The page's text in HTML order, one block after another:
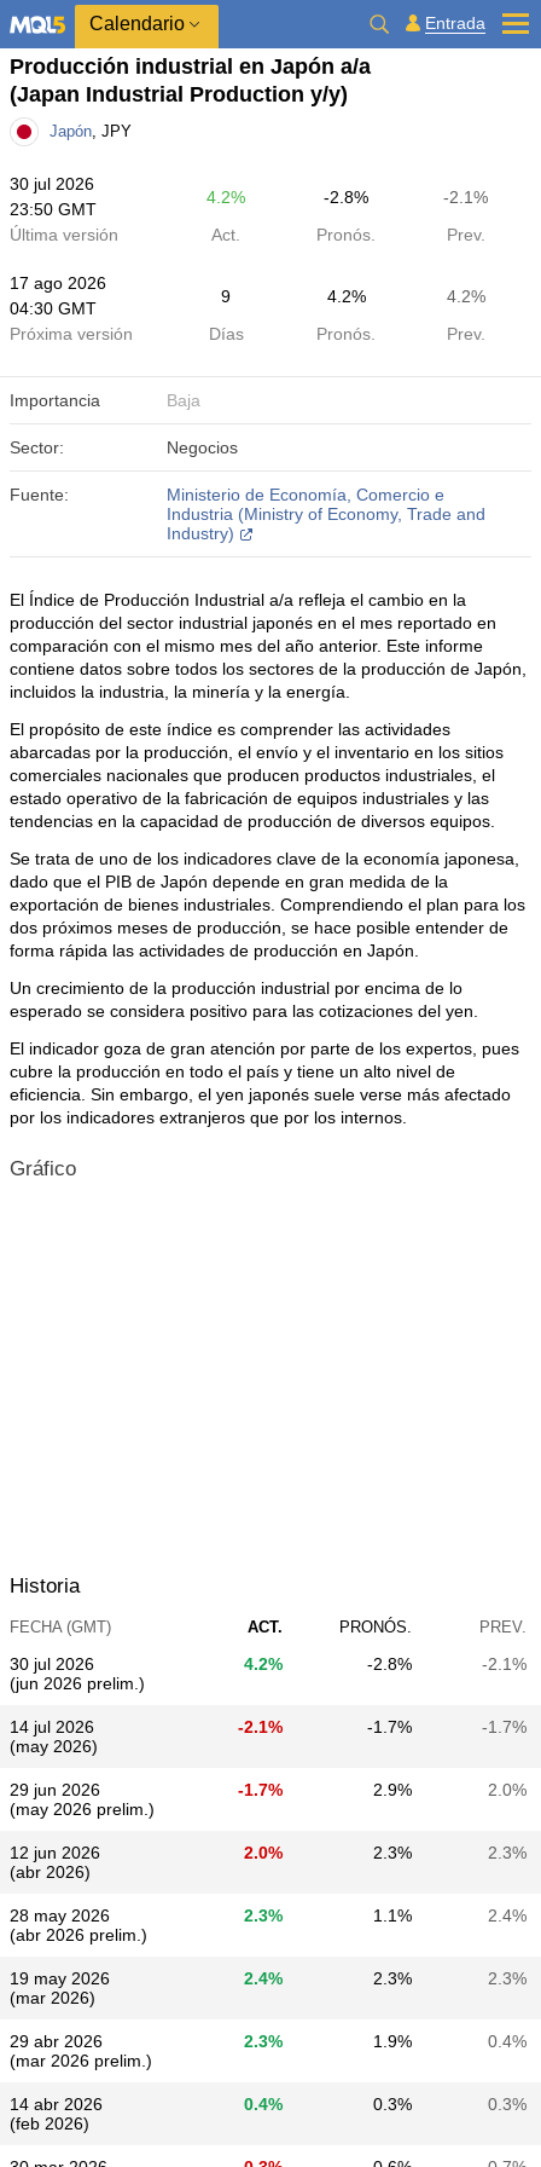
Calendario Entrada
Producción industrial en Japón a/a
(Japan Industrial Production y/y)
Japón, JPY
30 jul 2026
23:50 GMT
4.2% -2.8%
-2.1%
Última versión
Act. Pronós. Prev.
17 ago 2026
04:30 GMT
9 4.2%
4.2%
Próxima versión
Días Pronós. Prev.
Importancia Baja
Sector: Negocios
Fuente:
Ministerio de Economía, Comercio e
Industria (Ministry of Economy, Trade and
Industry)
El Índice de Producción Industrial a/a refleja el cambio en la
producción del sector industrial japonés en el mes reportado en
comparación con el mismo mes del año anterior. Este informe
contiene datos sobre todos los sectores de la producción de Japón,
incluidos la industria, la minería y la energía.
El propósito de este índice es comprender las actividades
abarcadas por la producción, el envío y el inventario en los sitios
comerciales nacionales que producen productos industriales, el
estado operativo de la fabricación de equipos industriales y las
tendencias en la capacidad de producción de diversos equipos.
Se trata de uno de los indicadores clave de la economía japonesa,
dado que el PIB de Japón depende en gran medida de la
exportación de bienes industriales. Comprendiendo el plan para los
dos próximos meses de producción, se hace posible entender de
forma rápida las actividades de producción en Japón.
Un crecimiento de la producción industrial por encima de lo
esperado se considera positivo para las cotizaciones del yen.
El indicador goza de gran atención por parte de los expertos, pues
cubre la producción en todo el país y tiene un alto nivel de
eficiencia. Sin embargo, el yen japonés suele verse más afectado
por los indicadores extranjeros que por los internos.
Gráfico
Historia
FECHA (GMT) ACT. PRONÓS. PREV.
30 jul 2026
(jun 2026 prelim.)
4.2% -2.8% -2.1%
14 jul 2026
(may 2026)
-2.1% -1.7% -1.7%
29 jun 2026
(may 2026 prelim.)
-1.7% 2.9% 2.0%
12 jun 2026
(abr 2026)
2.0% 2.3% 2.3%
28 may 2026
(abr 2026 prelim.)
2.3% 1.1% 2.4%
19 may 2026
(mar 2026)
2.4% 2.3% 2.3%
29 abr 2026
(mar 2026 prelim.)
2.3% 1.9% 0.4%
14 abr 2026
(feb 2026)
0.4% 0.3% 0.3%